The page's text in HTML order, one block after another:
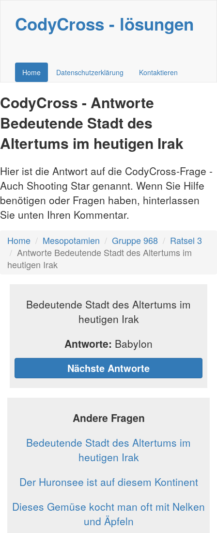
CodyCross - lösungen
Home Datenschutzerklärung Kontaktieren
CodyCross - Antworte
Bedeutende Stadt des
Altertums im heutigen Irak
Hier ist die Antwort auf die CodyCross-Frage -
Auch Shooting Star genannt. Wenn Sie Hilfe
benötigen oder Fragen haben, hinterlassen
Sie unten Ihren Kommentar.
Home Mesopotamien Gruppe 968
Ratsel 3
Antworte Bedeutende Stadt des Altertums im
heutigen Irak
Bedeutende Stadt des Altertums im
heutigen Irak
Antworte: Babylon
Nächste Antworte
Andere Fragen
Bedeutende Stadt des Altertums im
heutigen Irak
Der Huronsee ist auf diesem Kontinent
Dieses Gemüse kocht man oft mit Nelken
und Äpfeln